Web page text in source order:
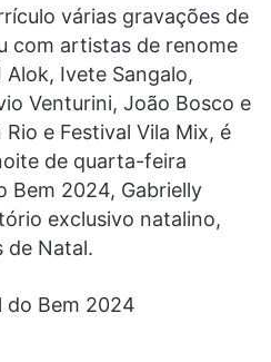
várias gravações de
com artistas de renome
Ivete Sangalo,
Venturini, João Bosco e
e Festival Vila Mix, é
de quarta-feira
Bem 2024, Gabrielly
exclusivo natalino,
de Natal.
do Bem 2024